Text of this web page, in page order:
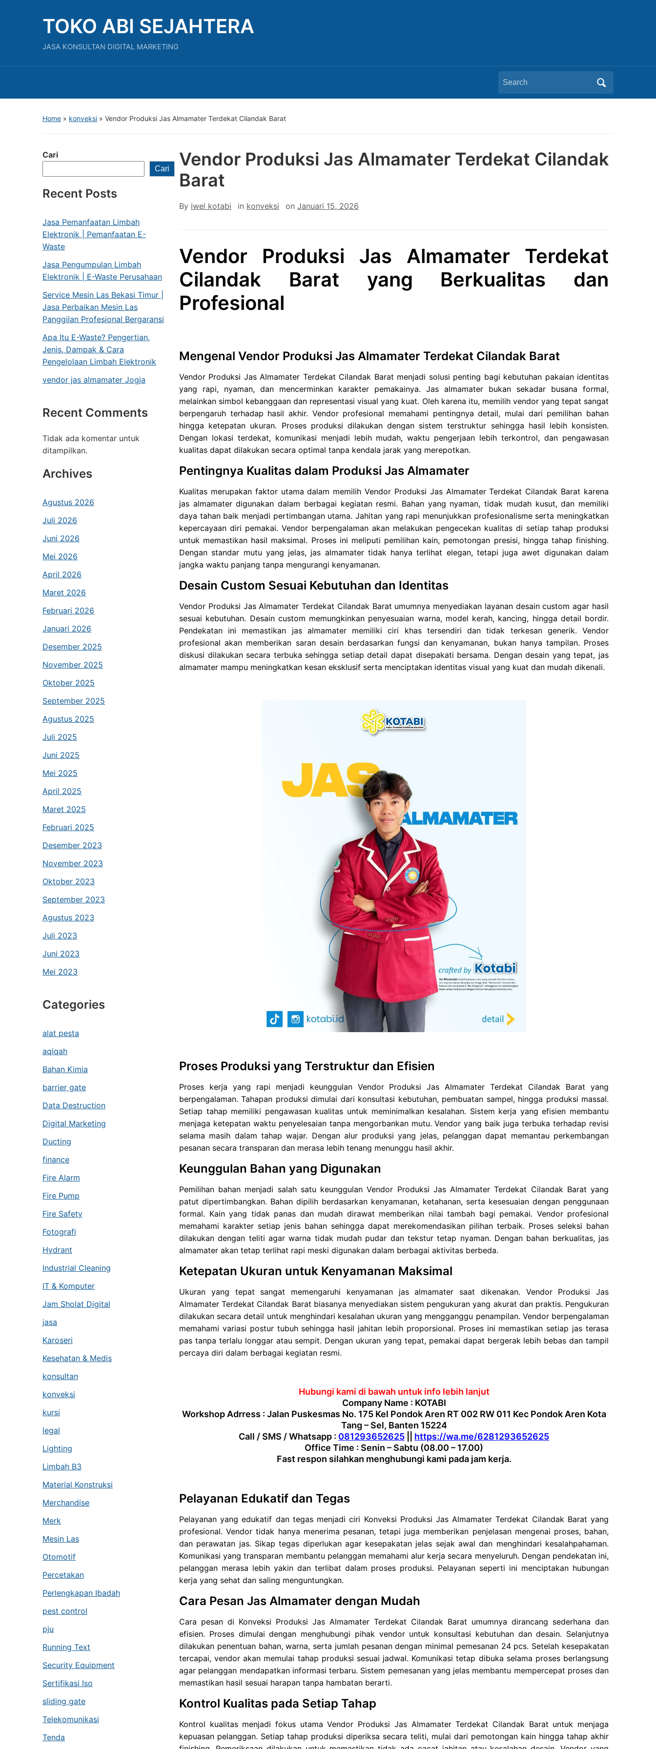
TOKO ABI SEJAHTERA
JASA KONSULTAN DIGITAL MARKETING
Search
for:
Home » konveksi » Vendor Produksi Jas Almamater Terdekat Cilandak Barat
Cari
Cari
Recent Posts
Jasa Pemanfaatan Limbah
Elektronik | Pemanfaatan E-
Waste
Jasa Pengumpulan Limbah
Elektronik | E-Waste Perusahaan
Service Mesin Las Bekasi Timur |
Jasa Perbaikan Mesin Las
Panggilan Profesional Bergaransi
Apa Itu E-Waste? Pengertian,
Jenis, Dampak & Cara
Pengelolaan Limbah Elektronik
vendor jas almamater Jogja
Recent Comments
Tidak ada komentar untuk
ditampilkan.
Archives
Agustus 2026
Juli 2026
Juni 2026
Mei 2026
April 2026
Maret 2026
Februari 2026
Januari 2026
Desember 2025
November 2025
Oktober 2025
September 2025
Agustus 2025
Juli 2025
Juni 2025
Mei 2025
April 2025
Maret 2025
Februari 2025
Desember 2023
November 2023
Oktober 2023
September 2023
Agustus 2023
Juli 2023
Juni 2023
Mei 2023
Categories
alat pesta
aqiqah
Bahan Kimia
barrier gate
Data Destruction
Digital Marketing
Ducting
finance
Fire Alarm
Fire Pump
Fire Safety
Fotografi
Hydrant
Industrial Cleaning
IT & Komputer
Jam Sholat Digital
jasa
Karoseri
Kesehatan & Medis
konsultan
konveksi
kursi
legal
Lighting
Limbah B3
Material Konstruksi
Merchandise
Merk
Mesin Las
Otomotif
Percetakan
Perlengkapan Ibadah
pest control
pju
Running Text
Security Equipment
Sertifikasi Iso
sliding gate
Telekomunikasi
Tenda
Vendor Produksi Jas Almamater Terdekat Cilandak
Barat
By iwel kotabi in konveksi on Januari 15, 2026
Vendor Produksi Jas Almamater Terdekat
Cilandak Barat yang Berkualitas dan
Profesional
Mengenal Vendor Produksi Jas Almamater Terdekat Cilandak Barat
Vendor Produksi Jas Almamater Terdekat Cilandak Barat menjadi solusi penting bagi kebutuhan pakaian identitas
yang rapi, nyaman, dan mencerminkan karakter pemakainya. Jas almamater bukan sekadar busana formal,
melainkan simbol kebanggaan dan representasi visual yang kuat. Oleh karena itu, memilih vendor yang tepat sangat
berpengaruh terhadap hasil akhir. Vendor profesional memahami pentingnya detail, mulai dari pemilihan bahan
hingga ketepatan ukuran. Proses produksi dilakukan dengan sistem terstruktur sehingga hasil lebih konsisten.
Dengan lokasi terdekat, komunikasi menjadi lebih mudah, waktu pengerjaan lebih terkontrol, dan pengawasan
kualitas dapat dilakukan secara optimal tanpa kendala jarak yang merepotkan.
Pentingnya Kualitas dalam Produksi Jas Almamater
Kualitas merupakan faktor utama dalam memilih Vendor Produksi Jas Almamater Terdekat Cilandak Barat karena
jas almamater digunakan dalam berbagai kegiatan resmi. Bahan yang nyaman, tidak mudah kusut, dan memiliki
daya tahan baik menjadi pertimbangan utama. Jahitan yang rapi menunjukkan profesionalisme serta meningkatkan
kepercayaan diri pemakai. Vendor berpengalaman akan melakukan pengecekan kualitas di setiap tahap produksi
untuk memastikan hasil maksimal. Proses ini meliputi pemilihan kain, pemotongan presisi, hingga tahap finishing.
Dengan standar mutu yang jelas, jas almamater tidak hanya terlihat elegan, tetapi juga awet digunakan dalam
jangka waktu panjang tanpa mengurangi kenyamanan.
Desain Custom Sesuai Kebutuhan dan Identitas
Vendor Produksi Jas Almamater Terdekat Cilandak Barat umumnya menyediakan layanan desain custom agar hasil
sesuai kebutuhan. Desain custom memungkinkan penyesuaian warna, model kerah, kancing, hingga detail bordir.
Pendekatan ini memastikan jas almamater memiliki ciri khas tersendiri dan tidak terkesan generik. Vendor
profesional akan memberikan saran desain berdasarkan fungsi dan kenyamanan, bukan hanya tampilan. Proses
diskusi dilakukan secara terbuka sehingga setiap detail dapat disepakati bersama. Dengan desain yang tepat, jas
almamater mampu meningkatkan kesan eksklusif serta menciptakan identitas visual yang kuat dan mudah dikenali.
Proses Produksi yang Terstruktur dan Efisien
Proses kerja yang rapi menjadi keunggulan Vendor Produksi Jas Almamater Terdekat Cilandak Barat yang
berpengalaman. Tahapan produksi dimulai dari konsultasi kebutuhan, pembuatan sampel, hingga produksi massal.
Setiap tahap memiliki pengawasan kualitas untuk meminimalkan kesalahan. Sistem kerja yang efisien membantu
menjaga ketepatan waktu penyelesaian tanpa mengorbankan mutu. Vendor yang baik juga terbuka terhadap revisi
selama masih dalam tahap wajar. Dengan alur produksi yang jelas, pelanggan dapat memantau perkembangan
pesanan secara transparan dan merasa lebih tenang menunggu hasil akhir.
Keunggulan Bahan yang Digunakan
Pemilihan bahan menjadi salah satu keunggulan Vendor Produksi Jas Almamater Terdekat Cilandak Barat yang
patut dipertimbangkan. Bahan dipilih berdasarkan kenyamanan, ketahanan, serta kesesuaian dengan penggunaan
formal. Kain yang tidak panas dan mudah dirawat memberikan nilai tambah bagi pemakai. Vendor profesional
memahami karakter setiap jenis bahan sehingga dapat merekomendasikan pilihan terbaik. Proses seleksi bahan
dilakukan dengan teliti agar warna tidak mudah pudar dan tekstur tetap nyaman. Dengan bahan berkualitas, jas
almamater akan tetap terlihat rapi meski digunakan dalam berbagai aktivitas berbeda.
Ketepatan Ukuran untuk Kenyamanan Maksimal
Ukuran yang tepat sangat memengaruhi kenyamanan jas almamater saat dikenakan. Vendor Produksi Jas
Almamater Terdekat Cilandak Barat biasanya menyediakan sistem pengukuran yang akurat dan praktis. Pengukuran
dilakukan secara detail untuk menghindari kesalahan ukuran yang mengganggu penampilan. Vendor berpengalaman
memahami variasi postur tubuh sehingga hasil jahitan lebih proporsional. Proses ini memastikan setiap jas terasa
pas tanpa terlalu longgar atau sempit. Dengan ukuran yang tepat, pemakai dapat bergerak lebih bebas dan tampil
percaya diri dalam berbagai kegiatan resmi.
Hubungi kami di bawah untuk info lebih lanjut
Company Name : KOTABI
Workshop Adrress : Jalan Puskesmas No. 175 Kel Pondok Aren RT 002 RW 011 Kec Pondok Aren Kota
Tang – Sel, Banten 15224
Call / SMS / Whatsapp : 081293652625
https://wa.me/6281293652625
Office Time : Senin – Sabtu (08.00 – 17.00)
Fast respon silahkan menghubungi kami pada jam kerja.
Pelayanan Edukatif dan Tegas
Pelayanan yang edukatif dan tegas menjadi ciri Konveksi Produksi Jas Almamater Terdekat Cilandak Barat yang
profesional. Vendor tidak hanya menerima pesanan, tetapi juga memberikan penjelasan mengenai proses, bahan,
dan perawatan jas. Sikap tegas diperlukan agar kesepakatan jelas sejak awal dan menghindari kesalahpahaman.
Komunikasi yang transparan membantu pelanggan memahami alur kerja secara menyeluruh. Dengan pendekatan ini,
pelanggan merasa lebih yakin dan terlibat dalam proses produksi. Pelayanan seperti ini menciptakan hubungan
kerja yang sehat dan saling menguntungkan.
Cara Pesan Jas Almamater dengan Mudah
Cara pesan di Konveksi Produksi Jas Almamater Terdekat Cilandak Barat umumnya dirancang sederhana dan
efisien. Proses dimulai dengan menghubungi pihak vendor untuk konsultasi kebutuhan dan desain. Selanjutnya
dilakukan penentuan bahan, warna, serta jumlah pesanan dengan minimal pemesanan 24 pcs. Setelah kesepakatan
tercapai, vendor akan memulai tahap produksi sesuai jadwal. Komunikasi tetap dibuka selama proses berlangsung
agar pelanggan mendapatkan informasi terbaru. Sistem pemesanan yang jelas membantu mempercepat proses dan
memastikan hasil sesuai harapan tanpa hambatan berarti.
Kontrol Kualitas pada Setiap Tahap
Kontrol kualitas menjadi fokus utama Vendor Produksi Jas Almamater Terdekat Cilandak Barat untuk menjaga
kepuasan pelanggan. Setiap tahap produksi diperiksa secara teliti, mulai dari pemotongan kain hingga tahap akhir